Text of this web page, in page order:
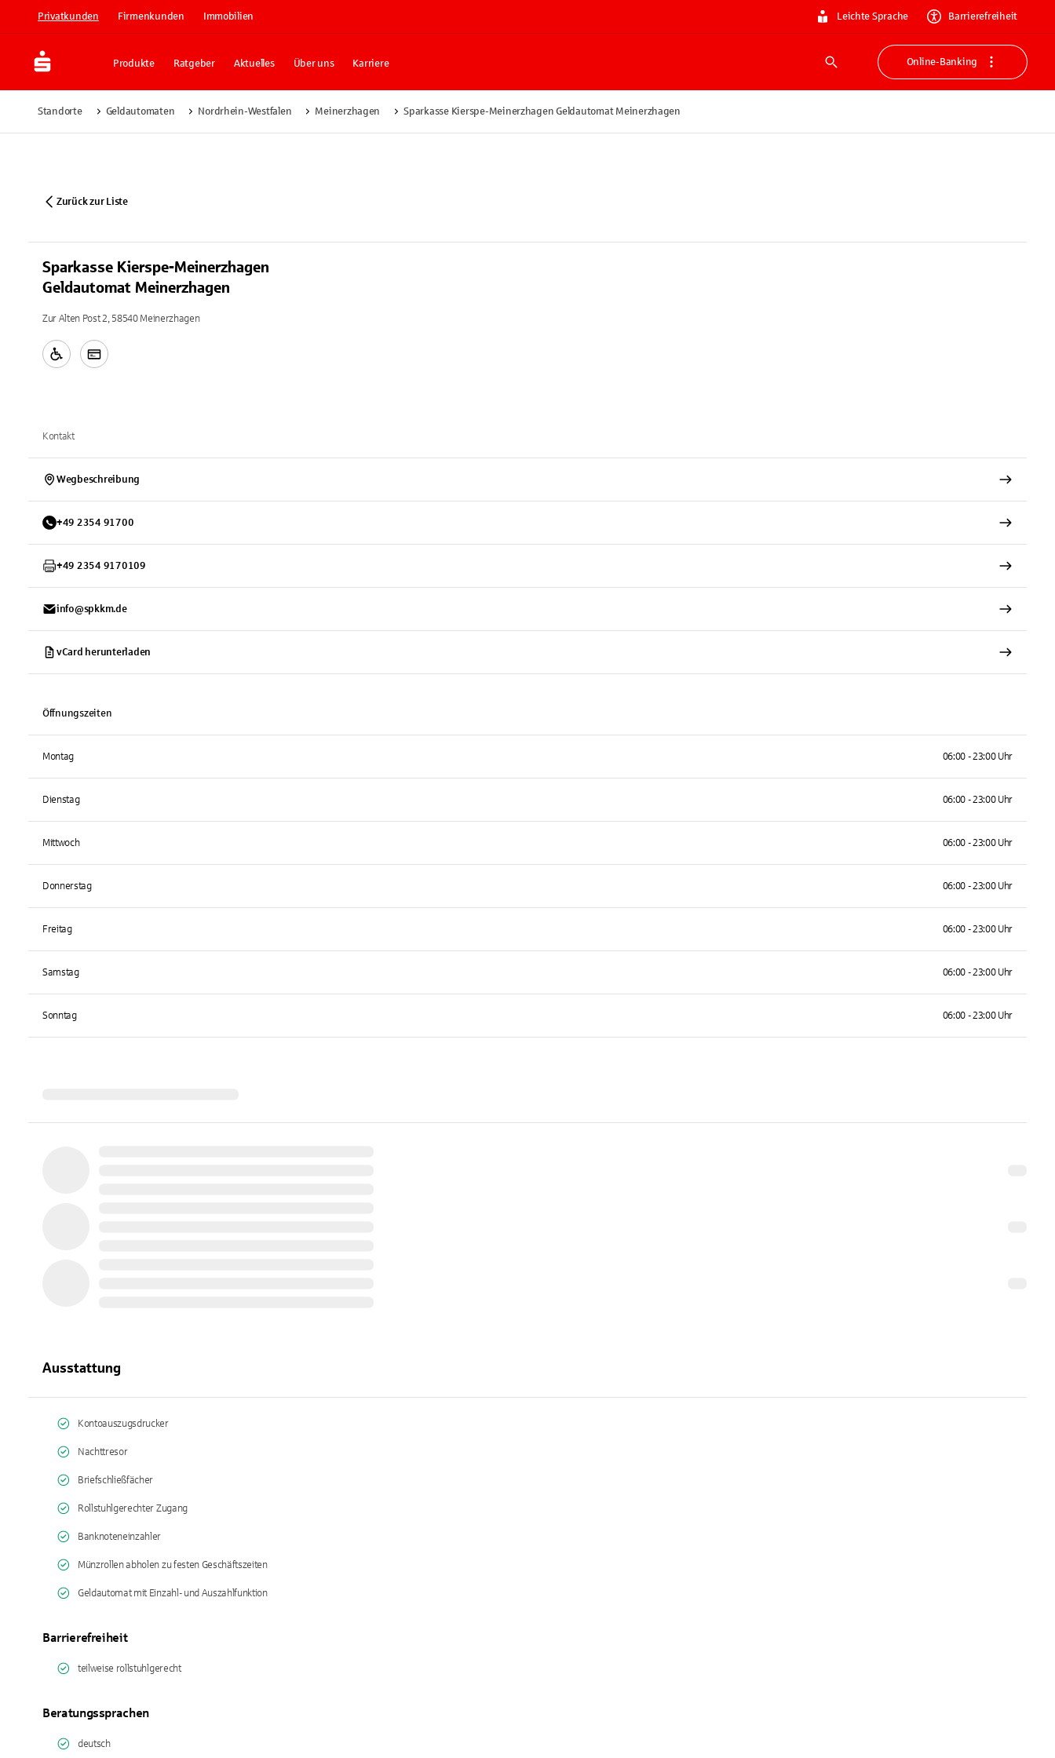
Privatkunden Firmenkunden Immobilien Leichte Sprache Barrierefreiheit
Produkte Ratgeber Aktuelles Über uns Karriere
Suche
Online-Banking
Standorte Geldautomaten Nordrhein-Westfalen Meinerzhagen Sparkasse Kierspe-Meinerzhagen Geldautomat Meinerzhagen
Zurück zur Liste
Sparkasse Kierspe-Meinerzhagen
Geldautomat Meinerzhagen
Zur Alten Post 2, 58540 Meinerzhagen
Kontakt
Wegbeschreibung
+49 2354 91700
+49 2354 9170109
info@spkkm.de
vCard herunterladen
Öffnungszeiten
Montag 06:00 - 23:00 Uhr
Dienstag 06:00 - 23:00 Uhr
Mittwoch 06:00 - 23:00 Uhr
Donnerstag 06:00 - 23:00 Uhr
Freitag 06:00 - 23:00 Uhr
Samstag 06:00 - 23:00 Uhr
Sonntag 06:00 - 23:00 Uhr
Ausstattung
Kontoauszugsdrucker
Nachttresor
Briefschließfächer
Rollstuhlgerechter Zugang
Banknoteneinzahler
Münzrollen abholen zu festen Geschäftszeiten
Geldautomat mit Einzahl- und Auszahlfunktion
Barrierefreiheit
teilweise rollstuhlgerecht
Beratungssprachen
deutsch